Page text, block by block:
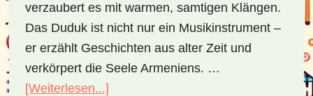
verzaubert es mit warmen, samtigen Klängen.
Das Duduk ist nicht nur ein Musikinstrument –
er erzählt Geschichten aus alter Zeit und
verkörpert die Seele Armeniens. …
[Weiterlesen...]